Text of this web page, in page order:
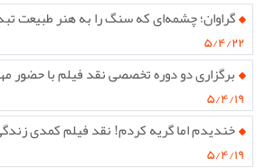
گراوان؛ چشمه‌ای که سنگ را به هنر طبیعت
۵/۴/۲۲
برگزاری دو دوره تخصصی نقد فیلم با حضور
۵/۴/۱۹
خندیدم اما گریه کردم! نقد فیلم کمدی
۵/۴/۱۹